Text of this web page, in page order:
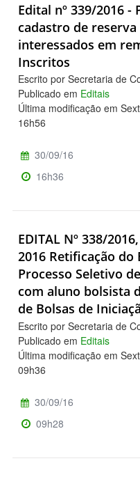
Edital nº 339/2016 -
cadastro de
interessados em
Inscritos
Escrito por Secretaria de
Publicado em Editais
Última modificação em
16h56
30/09/16
16h36
EDITAL Nº 338/
2016 Retificação do
Processo Seletivo
com aluno bolsista
de Bolsas de
Escrito por Secretaria de
Publicado em Editais
Última modificação em
09h36
30/09/16
09h28